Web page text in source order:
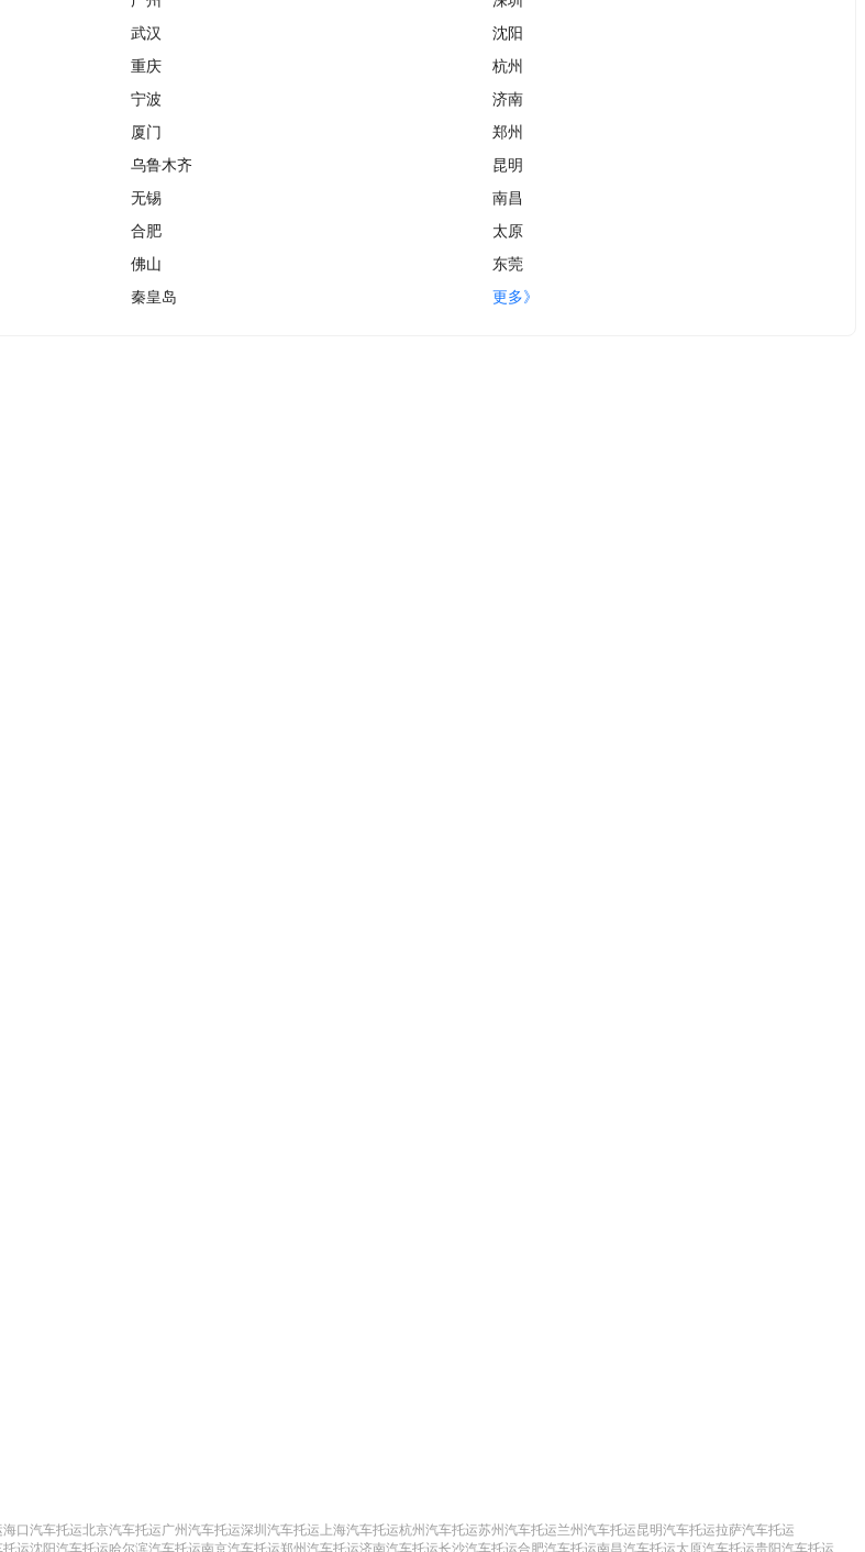
武汉
沈阳
重庆
杭州
宁波
济南
厦门
郑州
乌鲁木齐
昆明
无锡
南昌
合肥
太原
佛山
东莞
秦皇岛 更多》
海口汽车托运北京汽车托运广州汽车托运深圳汽车托运 上海汽车托运杭州汽车托运苏州汽车托运兰州汽车托运昆明汽车托运拉萨汽车托运
运沈阳汽车托运哈尔滨汽车托运南京汽车托运郑州汽车托运济南汽车托运长沙汽车托运合肥汽车托运南昌汽车托运太原汽车托运贵阳汽车托运